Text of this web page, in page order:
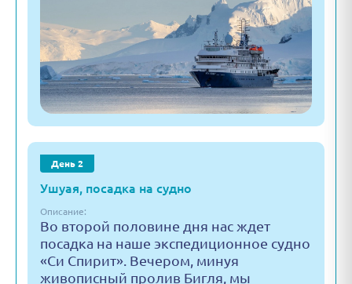
День 2
Ушуая, посадка на судно
Описание:
Во второй половине дня нас ждет
посадка на наше экспедиционное судно
«Си Спирит». Вечером, минуя
живописный пролив Бигля, мы